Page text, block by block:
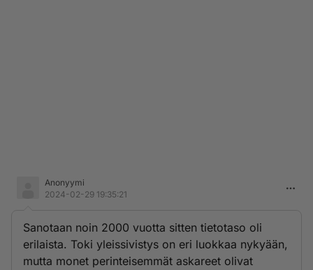
Anonyymi
2024-02-29 19:35:21
Sanotaan noin 2000 vuotta sitten tietotaso oli
erilaista. Toki yleissivistys on eri luokkaa nykyään,
mutta monet perinteisemmät askareet olivat